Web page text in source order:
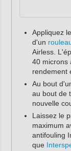
Appliquez
d'un
Airless.
40 microns
rendement
Au bout
au bout de
nouvelle
Laissez le
maximum
antifouling
que